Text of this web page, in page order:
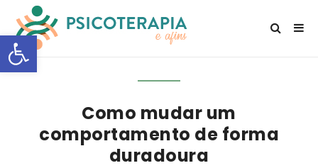
Open toolbar
Como mudar um
comportamento de forma
duradoura